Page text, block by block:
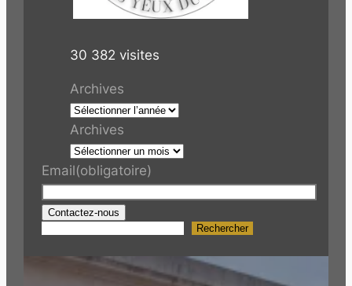
30 382 visites
Archives
Archives
Email(obligatoire)
Contactez-nous
R
Rechercher